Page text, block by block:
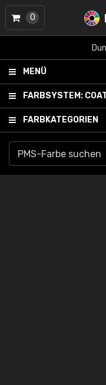
MENÜ
FARBSYSTEM:
FARBKATEGORIEN
0